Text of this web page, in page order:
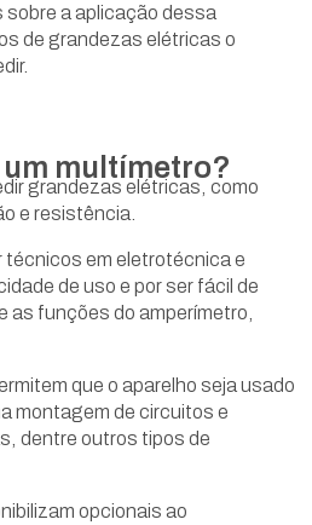
sobre a aplicação dessa
de grandezas elétricas o
multímetro?
grandezas elétricas, como
e resistência.
técnicos em eletrotécnica e
de uso e por ser fácil de
as funções do amperímetro,
que o aparelho seja usado
montagem de circuitos e
dentre outros tipos de
opcionais ao